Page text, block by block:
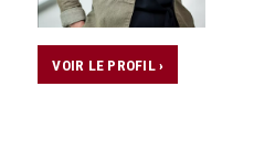
VOIR LE PROFIL ›